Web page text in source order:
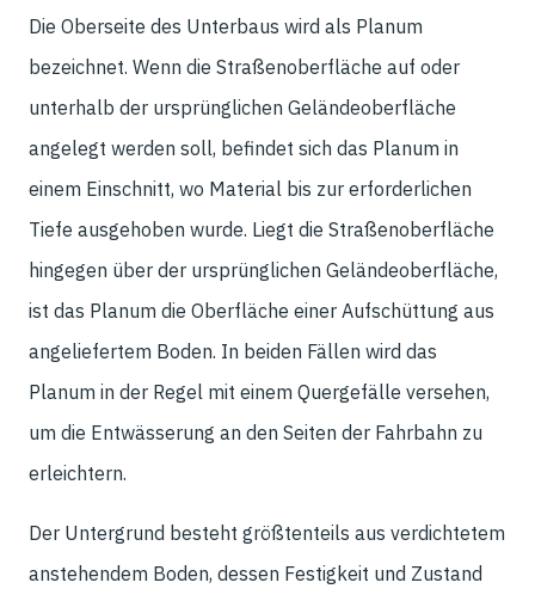
Die Oberseite des Unterbaus wird als Planum
bezeichnet. Wenn die Straßenoberfläche auf oder
unterhalb der ursprünglichen Geländeoberfläche
angelegt werden soll, befindet sich das Planum in
einem Einschnitt, wo Material bis zur erforderlichen
Tiefe ausgehoben wurde. Liegt die Straßenoberfläche
hingegen über der ursprünglichen Geländeoberfläche,
ist das Planum die Oberfläche einer Aufschüttung aus
angeliefertem Boden. In beiden Fällen wird das
Planum in der Regel mit einem Quergefälle versehen,
um die Entwässerung an den Seiten der Fahrbahn zu
erleichtern.
Der Untergrund besteht größtenteils aus verdichtetem
anstehendem Boden, dessen Festigkeit und Zustand